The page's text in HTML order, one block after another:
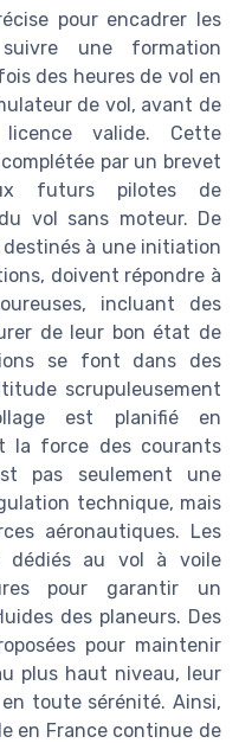
pour encadrer les
une formation
des heures de vol en
de vol, avant de
valide. Cette
par un brevet
futurs pilotes de
vol sans moteur. De
à une initiation
doivent répondre à
incluant des
de leur bon état de
se font dans des
scrupuleusement
est planifié en
la force des courants
pas seulement une
technique, mais
aéronautiques. Les
dédiés au vol à voile
pour garantir un
des planeurs. Des
pour maintenir
plus haut niveau, leur
toute sérénité. Ainsi,
en France continue de